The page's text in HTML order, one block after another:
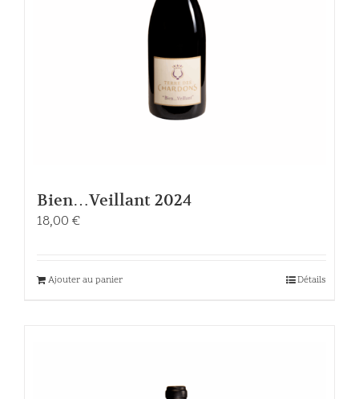
Bien…Veillant 2024
18,00 €
Ajouter au panier Détails